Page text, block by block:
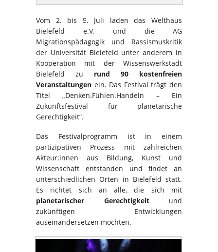
Vom 2. bis 5. Juli laden das Welthaus
Bielefeld e.V. und die AG
Migrationspädagogik und Rassismuskritik
der Universität Bielefeld unter anderem in
Kooperation mit der Wissenswerkstadt
Bielefeld zu rund 90 kostenfreien
Veranstaltungen ein. Das Festival trägt den
Titel „Denken.Fühlen.Handeln – Ein
Zukunftsfestival für planetarische
Gerechtigkeit“.
Das Festivalprogramm ist in einem
partizipativen Prozess mit zahlreichen
Akteur:innen aus Bildung, Kunst und
Wissenschaft entstanden und findet an
unterschiedlichen Orten in Bielefeld statt.
Es richtet sich an alle, die sich mit
planetarischer Gerechtigkeitund
zukünftigen Entwicklungen
auseinandersetzen möchten.